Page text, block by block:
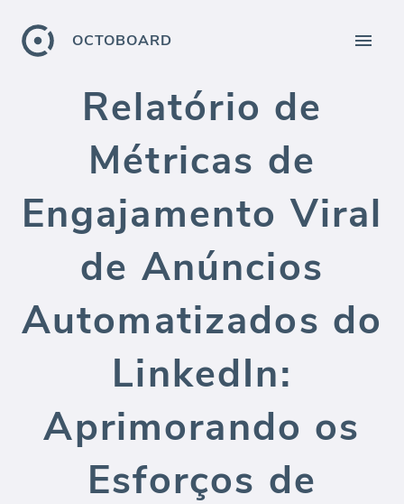
OCTOBOARD
Relatório de
Métricas de
Engajamento Viral
de Anúncios
Automatizados do
LinkedIn:
Aprimorando os
Esforços de